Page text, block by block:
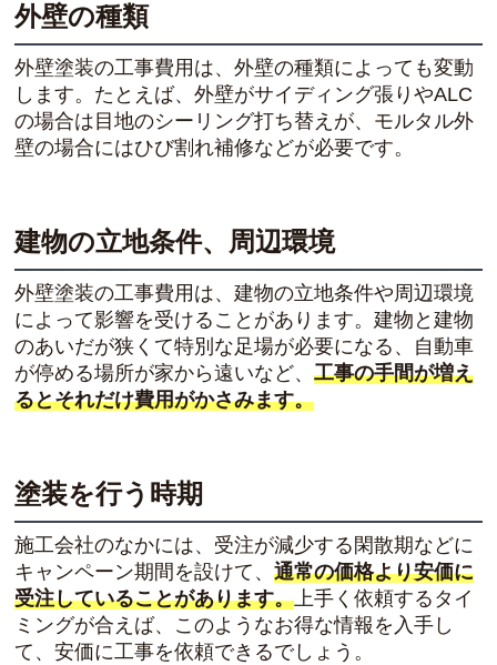
外壁の種類
外壁塗装の工事費用は、外壁の種類によっても変動
します。たとえば、外壁がサイディング張りやALC
の場合は目地のシーリング打ち替えが、モルタル外
壁の場合にはひび割れ補修などが必要です。
建物の立地条件、周辺環境
外壁塗装の工事費用は、建物の立地条件や周辺環境
によって影響を受けることがあります。建物と建物
のあいだが狭くて特別な足場が必要になる、自動車
が停める場所が家から遠いなど、工事の手間が増え
るとそれだけ費用がかさみます。
塗装を行う時期
施工会社のなかには、受注が減少する閑散期などに
キャンペーン期間を設けて、通常の価格より安価に
受注していることがあります。上手く依頼するタイ
ミングが合えば、このようなお得な情報を入手し
て、安価に工事を依頼できるでしょう。